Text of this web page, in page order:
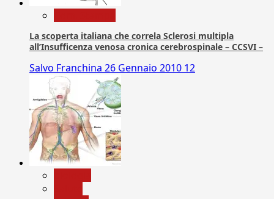
La scoperta italiana che correla Sclerosi multipla
all’Insufficenza venosa cronica cerebrospinale – CCSVI –
Salvo Franchina 26 Gennaio 2010 12